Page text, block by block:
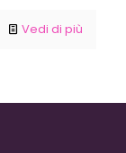
Vedi di più